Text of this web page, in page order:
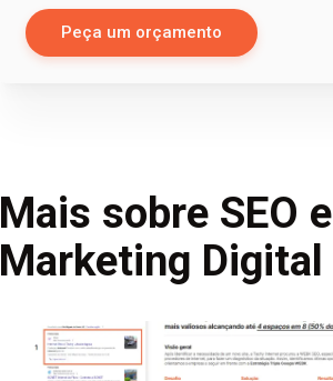
Peça um orçamento
Mais sobre SEO e
Marketing Digital